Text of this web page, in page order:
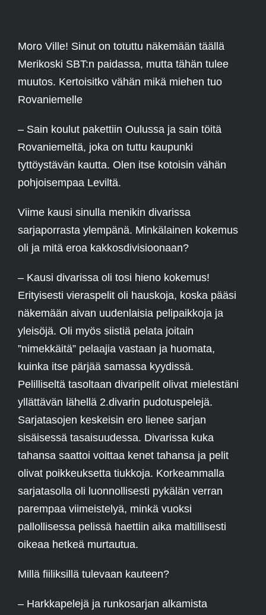
Moro Ville! Sinut on totuttu näkemään täällä
Merikoski SBT:n paidassa, mutta tähän tulee
muutos. Kertoisitko vähän mikä miehen tuo
Rovaniemelle
– Sain koulut pakettiin Oulussa ja sain töitä
Rovaniemeltä, joka on tuttu kaupunki
tyttöystävän kautta. Olen itse kotoisin vähän
pohjoisempaa Leviltä.
Viime kausi sinulla menikin divarissa
sarjaporrasta ylempänä. Minkälainen kokemus
oli ja mitä eroa kakkosdivisioonaan?
– Kausi divarissa oli tosi hieno kokemus!
Erityisesti vieraspelit oli hauskoja, koska pääsi
näkemään aivan uudenlaisia pelipaikkoja ja
yleisöjä. Oli myös siistiä pelata joitain
”nimekkäitä” pelaajia vastaan ja huomata,
kuinka itse pärjää samassa kyydissä.
Pelilliseltä tasoltaan divaripelit olivat mielestäni
yllättävän lähellä 2.divarin pudotuspelejä.
Sarjatasojen keskeisin ero lienee sarjan
sisäisessä tasaisuudessa. Divarissa kuka
tahansa saattoi voittaa kenet tahansa ja pelit
olivat poikkeuksetta tiukkoja. Korkeammalla
sarjatasolla oli luonnollisesti pykälän verran
parempaa viimeistelyä, minkä vuoksi
pallollisessa pelissä haettiin aika maltillisesti
oikeaa hetkeä murtautua.
Millä fiiliksillä tulevaan kauteen?
– Harkkapelejä ja runkosarjan alkamista